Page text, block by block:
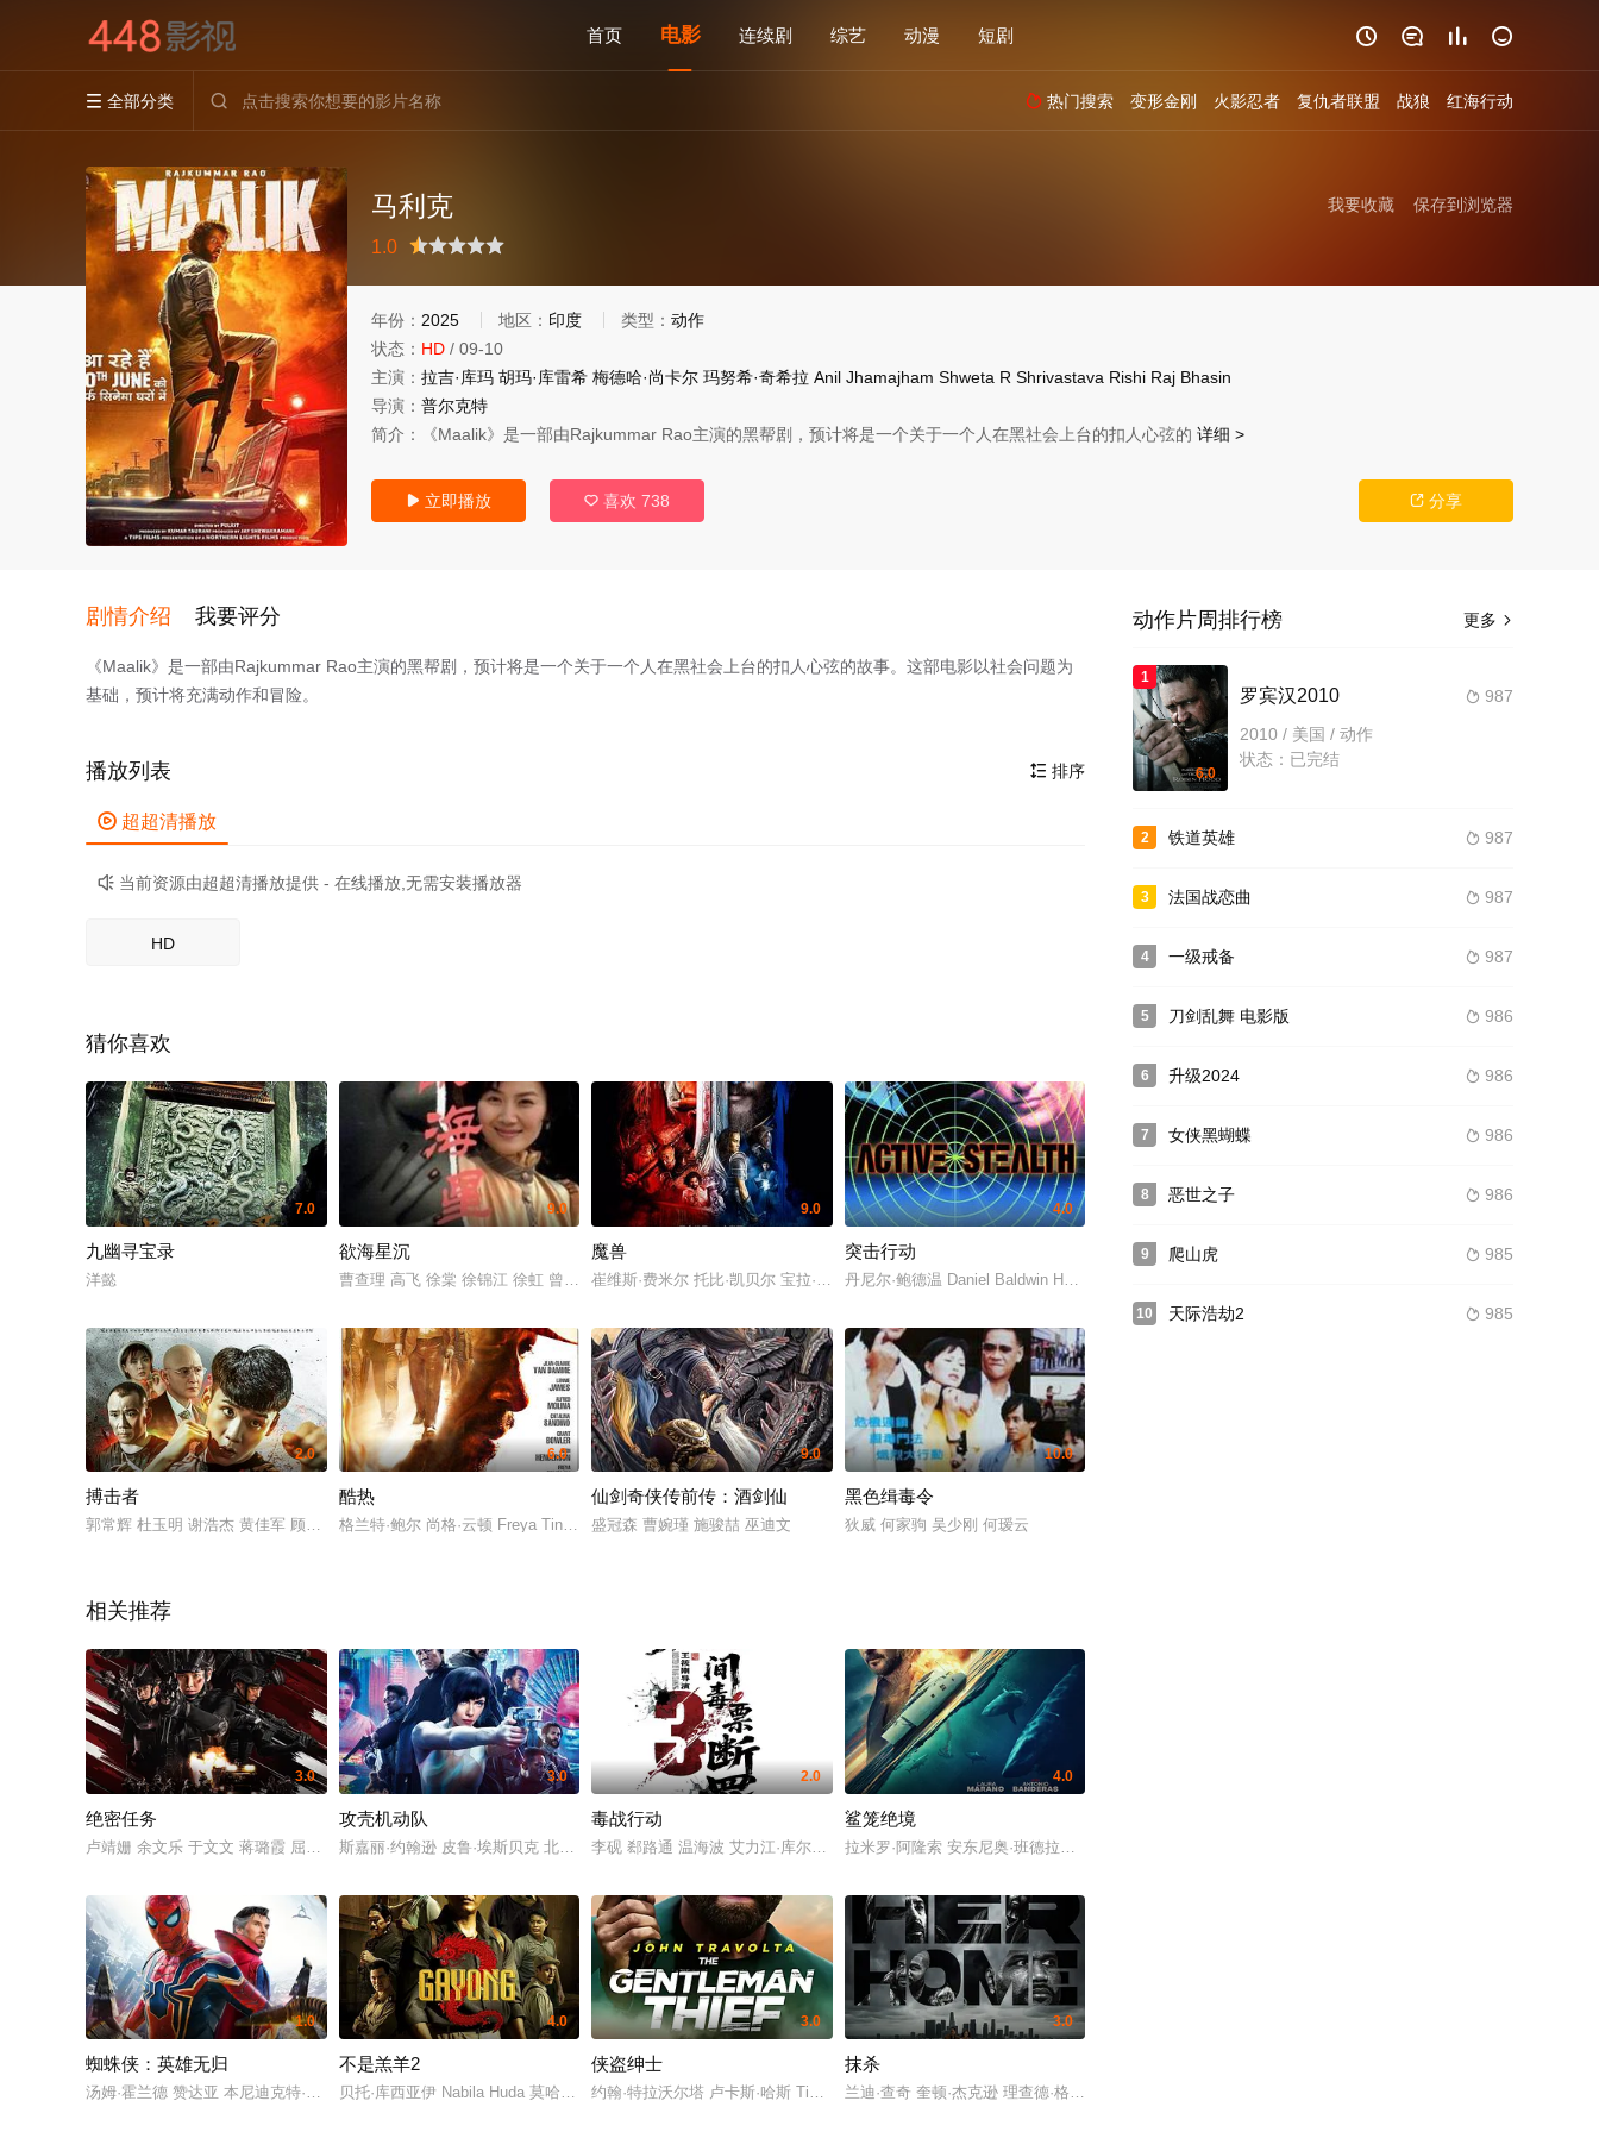
首页 电影 连续剧 综艺 动漫 短剧    
 全部分类   热门搜索 变形金刚 火影忍者 复仇者联盟 战狼 红海行动
保存到浏览器
我要收藏
马利克
1.0
很差较差还行 推荐力荐
年份： 2025 地区： 印度 类型： 动作
状态： HD / 09-10
主演： 拉吉·库玛 胡玛·库雷希 梅德哈·尚卡尔 玛努希·奇希拉 Anil Jhamajham Shweta R Shrivastava Rishi Raj Bhasin
导演： 普尔克特
简介：
《Maalik》是一部由Rajkummar Rao主演的黑帮剧，预计将是一个关于一个人在黑社会上台的扣人心弦的 详细 >
 立即播放  喜欢 738  分享
剧情介绍 我要评分
《Maalik》是一部由Rajkummar Rao主演的黑帮剧，预计将是一个关于一个人在黑社会上台的扣人心弦的故事。这部电影以社会问题为
基础，预计将充满动作和冒险。
 排序
播放列表
 超超清播放
 当前资源由超超清播放提供 - 在线播放,无需安装播放器
HD
猜你喜欢
7.0
九幽寻宝录
洋懿
9.0
欲海星沉
曹查理 高飞 徐棠 徐锦江 徐虹 曾美淑 江珍
9.0
魔兽
崔维斯·费米尔 托比·凯贝尔 宝拉·巴顿 吴彦祖 本·福斯特 多米尼克·库珀 鲁丝·内伽 克兰西·布朗 丹尼尔·库德摩尔 罗伯特·卡辛斯基 本·施耐泽 格伦
4.0
突击行动
丹尼尔·鲍德温 Daniel Baldwin Hannes Jaenicke Lisa Vidal
2.0
搏击者
郭常辉 杜玉明 谢浩杰 黄佳军 顾心辰
6.0
酷热
格兰特·鲍尔 尚格·云顿 Freya Tingley 乔什·亨德森 阿尔弗雷德·莫里纳 连尼·詹姆斯 考特尼·霍普 Vince Lozano 卡塔琳娜·桑地诺·莫雷诺 盖·威尔逊 阿里·维文 布拉德·卡特
9.0
仙剑奇侠传前传：酒剑仙
盛冠森 曹婉瑾 施骏喆 巫迪文
10.0
黑色缉毒令
狄威 何家驹 吴少刚 何瑷云
相关推荐
3.0
绝密任务
卢靖姗 余文乐 于文文 蒋璐霞 屈菁菁 张溯哲 朱烁燃 明子煜 褚旭 亮月儿 王飞斐 常丹丹 金丽慧子 潘羞月 朱庭辰 叶彤 凡尼达·宾蒂·伊姆兰 曹操 喻亢 杰布 于晓光 陶慧敏 周惠林 高曙光 王若麟 刘屹宸 基诺 尚馨
3.0
攻壳机动队
斯嘉丽·约翰逊 皮鲁·埃斯贝克 北野武 朱丽叶·比诺什 迈克尔·皮特 黄经汉 丹妮西娅·萨马尔 拉札勒斯·雷图勒 泉原豊 托万达·马尼莫 彼得·费迪南多 安娜玛丽亚·玛琳卡 丹尼尔·亨绍尔 安
2.0
毒战行动
李砚 郄路通 温海波 艾力江·库尔班 吕新舜 张晓娜 姬龙 战克林 崔乐 黄晓吉 陈芊朵 买合努尔·买合木提 鄢一笑
4.0
鲨笼绝境
拉米罗·阿隆索 安东尼奥·班德拉斯 瑞安·伯特罗奇 耶斯·利奥丹 迭戈·利纳斯 路易·曼迪勒 劳拉·马兰洛 蒂莫西
1.0
蜘蛛侠：英雄无归
汤姆·霍兰德 赞达亚 本尼迪克特·康伯巴奇 雅各布·贝塔隆 托比·马奎尔 安德鲁·加菲尔德 玛丽莎·托梅 乔恩·费儒 王汉斌 威廉·达福 阿尔弗雷德·莫里纳 托马斯·哈登·丘奇 杰米·福克斯 瑞斯·伊凡斯 J·K·西蒙斯 查理·考克斯 安
4.0
不是羔羊2
贝托·库西亚伊 Nabila Huda 莫哈末·沙菲·纳斯威普 Fauzie Laily 李博艺
3.0
侠盗绅士
约翰·特拉沃尔塔 卢卡斯·哈斯 Tim Sitarz Tim Sitarz 山姆·阿斯加里 艾米莉·斯金纳 娜塔莉·由拉 DJ卡拉德 奎韦斯·科亚特·马歇尔 Danny Pardo 欧
3.0
抹杀
兰迪·查奇 奎顿·杰克逊 理查德·格里克 大卫·乔卡奇 娜塔莉·伯恩 艾尔·斯帕恩扎 劳瑞·佛蒂尔 罗伯特·拉萨多
更多 
动作片周排行榜
1
6.0
 987
罗宾汉2010
2010 / 美国 / 动作
状态：已完结
2  987
铁道英雄
3  987
法国战恋曲
4  987
一级戒备
5  986
刀剑乱舞 电影版
6  986
升级2024
7  986
女侠黑蝴蝶
8  986
恶世之子
9  985
爬山虎
10  985
天际浩劫2